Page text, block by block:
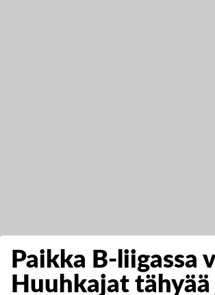
Paikka B-liigassa
Huuhkajat tähyää